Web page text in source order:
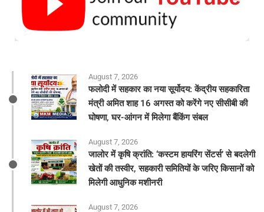
August 7, 2026
फलोदी में सहकार का नया सूर्योदय: केंद्रीय सहकारिता
मंत्री अमित शाह 16 अगस्त को करेंगे नए सीसीबी की
घोषणा, घर-आंगन में मिलेगा बैंकिंग संबल
August 7, 2026
​जालोर में कृषि क्रांति: ‘कस्टम हायरिंग सेंटर्स’ से बदलेगी
खेतों की तस्वीर, सहकारी समितियों के जरिए किसानों को
मिलेगी आधुनिक मशीनरी
August 7, 2026